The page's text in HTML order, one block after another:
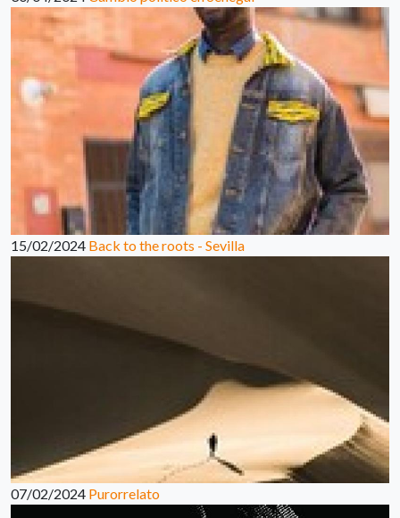
15/02/2024 Back to the roots - Sevilla
07/02/2024 Purorrelato